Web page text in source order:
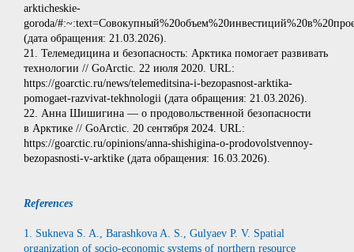
arkticheskie-
goroda/
(дата обращения: 21.03.2026).
21. Телемедицина и безопасность: Арктика помогает развивать
технологии // GoArctic. 22 июля 2020. URL:
https://goarctic.ru/news/telemeditsina‑i-bezopasnost-arktika-
pomogaet-razvivat-tekhnologii (дата обращения: 21.03.2026).
22. Анна Шишигина — о продовольственной безопасности
в Арктике // GoArctic. 20 сентября 2024. URL:
https://goarctic.ru/opinions/anna-shishigina‑o-prodovolstvennoy-
bezopasnosti‑v-arktike (дата обращения: 16.03.2026).
References
1. Sukneva S. A., Barashkova A. S., Gulyaev P. V. Spatial
organization of socio-economic systems of northern resource